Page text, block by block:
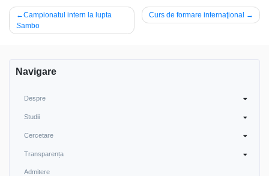
Navigare
în
Campionatul intern la lupta
Sambo
Curs de formare internaţional
Navigare
Despre
Studii
Cercetare
Transparența
Admitere